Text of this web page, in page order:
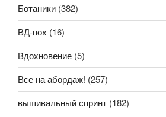
Ботаники (382)
ВД-пох (16)
Вдохновение (5)
Все на абордаж! (257)
вышивальный спринт (182)